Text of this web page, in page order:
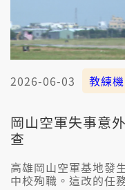
2026-06-03 教練機
岡山空軍失事意
查
高雄岡山空軍基地發
中校殉職。這改的任